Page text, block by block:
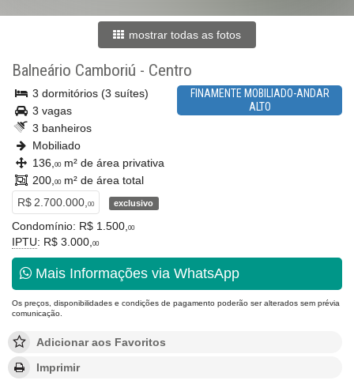
mostrar todas as fotos
Balneário Camboriú - Centro
FINAMENTE MOBILIADO-ANDAR
ALTO
3 dormitórios (3 suítes)
3 vagas
3 banheiros
Mobiliado
136, 00m² de área privativa
200, 00m² de área total
R$ 2.700.000, 00 exclusivo
Condomínio: R$ 1.500, 00
IPTU: R$ 3.000, 00
Mais Informações via WhatsApp
Os preços, disponibilidades e condições de pagamento poderão ser alterados sem prévia
comunicação.
Adicionar aos Favoritos
Imprimir